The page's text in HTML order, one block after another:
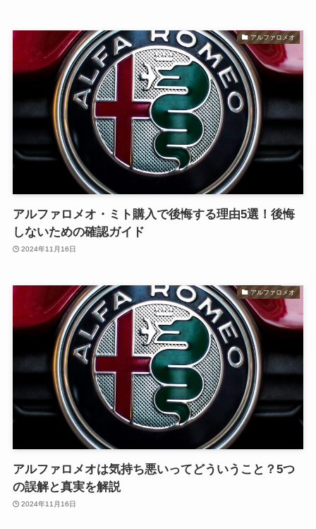
アルファロメオ
アルファロメオ・ミト購入で後悔する理由5選！後悔
しないための確認ガイド
2024年11月16日
アルファロメオ
アルファロメオは気持ち悪いってどういうこと？5つ
の誤解と真実を解説
2024年11月16日